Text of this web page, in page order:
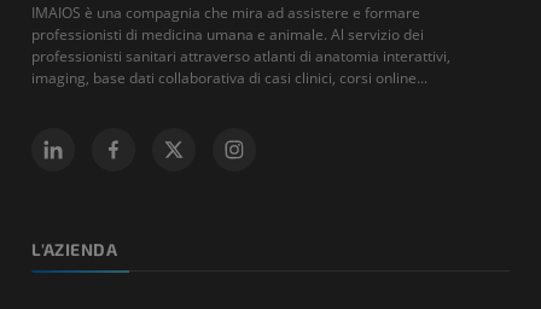
IMAIOS è una compagnia che mira ad assistere e formare
professionisti di medicina umana e animale. Al servizio dei
professionisti sanitari attraverso atlanti di anatomia interattivi,
imaging, base dati collaborativa di casi clinici, corsi online...
L'AZIENDA